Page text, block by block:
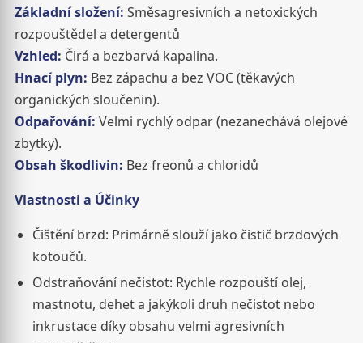
Základní složení: Směsagresivních a netoxických
rozpouštědel a detergentů
Vzhled: Čirá a bezbarvá kapalina.
Hnací plyn: Bez zápachu a bez VOC (těkavých
organických sloučenin).
Odpařování: Velmi rychlý odpar (nezanechává olejové
zbytky).
Obsah škodlivin: Bez freonů a chloridů
Vlastnosti a Účinky
Čištění brzd: Primárně slouží jako čistič brzdových
kotoučů.
Odstraňování nečistot: Rychle rozpouští olej,
mastnotu, dehet a jakýkoli druh nečistot nebo
inkrustace díky obsahu velmi agresivních